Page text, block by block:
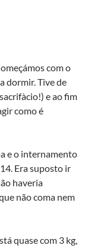
com o
dormir. Tive de
e ao fim
como é
e o internamento
Era suposto ir
haveria
não coma nem
quase com 3 kg,